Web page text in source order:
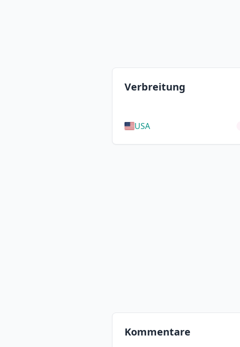
Verbreitung
USA
Kommentare